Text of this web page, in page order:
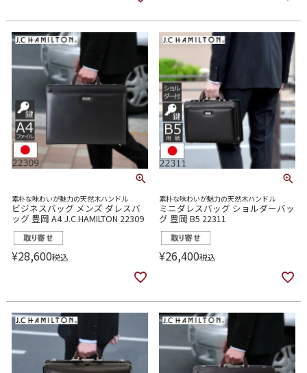
素朴な味わいが魅力の天然木ハンドル
ビジネスバッグ メンズ ダレスバ
ッグ 豊岡 A4 J.C.HAMILTON 22309
¥28,600税込
素朴な味わいが魅力の天然木ハンドル
ミニダレスバッグ ショルダーバッ
グ 豊岡 B5 22311
¥26,400税込